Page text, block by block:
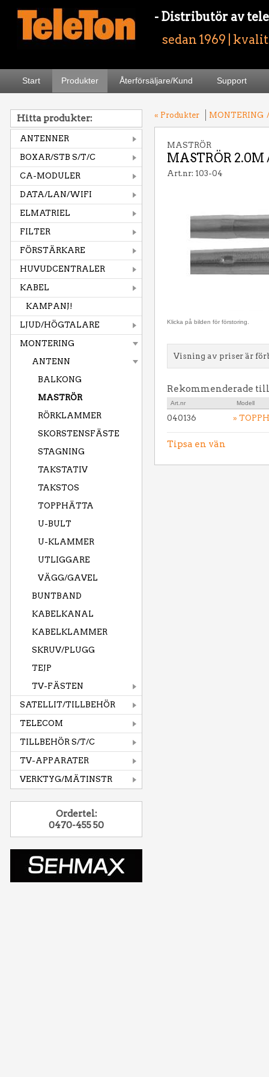
- Distributör av
sedan 1969 |
Start Produkter Återförsäljare/Kund Support
Hitta produkter:
ANTENNER
BOXAR/STB S/T/C
CA-MODULER
DATA/LAN/WIFI
ELMATRIEL
FILTER
FÖRSTÄRKARE
HUVUDCENTRALER
KABEL
KAMPANJ!
LJUD/HÖGTALARE
MONTERING
ANTENN
BALKONG
MASTRÖR
RÖRKLAMMER
SKORSTENSFÄSTE
STAGNING
TAKSTATIV
TAKSTOS
TOPPHÄTTA
U-BULT
U-KLAMMER
UTLIGGARE
VÄGG/GAVEL
BUNTBAND
KABELKANAL
KABELKLAMMER
SKRUV/PLUGG
TEJP
TV-FÄSTEN
SATELLIT/TILLBEHÖR
TELECOM
TILLBEHÖR S/T/C
TV-APPARATER
VERKTYG/MÄTINSTR
Ordertel:
0470-455 50
« Produkter MONTERING /
MASTRÖR
MASTRÖR
Art.nr: 103-04
Klicka på bilden för förstoring.
Visning av priser är
Rekommenderade
Art.nr Modell
040136 »
Tipsa en vän